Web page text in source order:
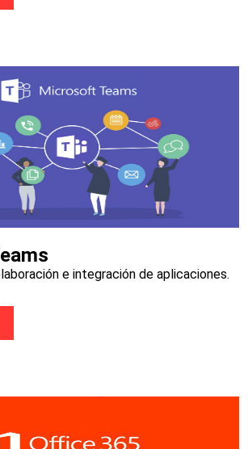
e integración de aplicaciones.